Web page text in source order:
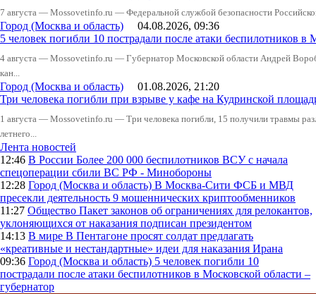
7 августа — Mossovetinfo.ru — Федеральной службой безопасности
Город (Москва и область) 04.08.2026, 09:36
5 человек погибли 10 пострадали после атаки беспилотников в
4 августа — Mossovetinfo.ru — Губернатор Московской области Андрей
кан...
Город (Москва и область) 01.08.2026, 21:20
Три человека погибли при взрыве у кафе на Кудринской
1 августа — Mossovetinfo.ru — Три человека погибли, 15 получили травмы
летнего...
Лента новостей
12:46 В России Более 200 000 беспилотников ВСУ с начала
спецоперации сбили ВС РФ - Минобороны
12:28 Город (Москва и область) В Москва-Сити ФСБ и МВД
пресекли деятельность 9 мошеннических криптообменников
11:27 Общество Пакет законов об ограничениях для релокантов,
уклоняющихся от наказания подписан президентом
14:13 В мире В Пентагоне просят солдат предлагать
«креативные и нестандартные» идеи для наказания Ирана
09:36 Город (Москва и область) 5 человек погибли 10
пострадали после атаки беспилотников в Московской области –
губернатор